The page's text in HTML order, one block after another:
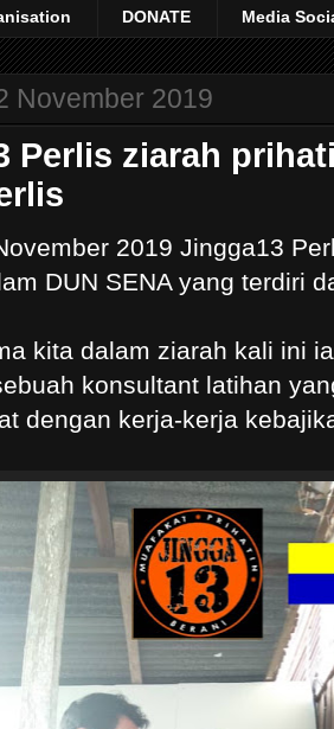
DONATE Media
November 2019
Perlis ziarah
2019 Jingga13
DUN SENA yang terdiri
kita dalam ziarah kali ini
konsultant latihan
dengan kerja-kerja